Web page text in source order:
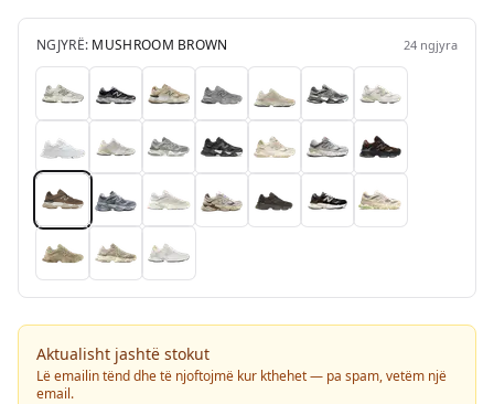
NGJYRË: MUSHROOM BROWN 24 ngjyra
Aktualisht jashtë stokut
Lë emailin tënd dhe të njoftojmë kur kthehet — pa spam, vetëm një
email.